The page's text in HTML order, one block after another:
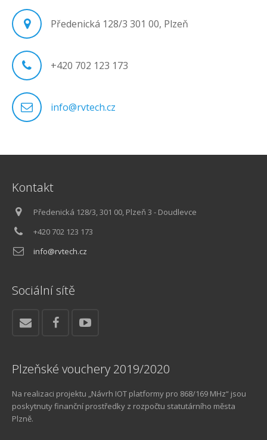
Předenická 128/3 301 00, Plzeň
+420 702 123 173
info@rvtech.cz
Kontakt
Předenická 128/3, 301 00, Plzeň 3 - Doudlevce
+420 702 123 173
info@rvtech.cz
Sociální sítě
Plzeňské vouchery 2019/2020
Na realizaci projektu „Návrh IOT platformy pro 868/169 MHz“ jsou
poskytnuty finanční prostředky z rozpočtu statutárního města
Plzně.